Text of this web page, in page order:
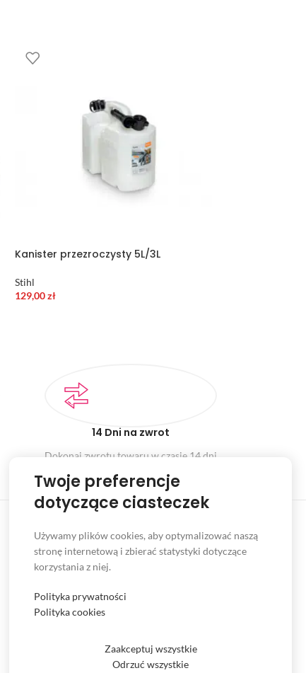
Kanister przezroczysty 5L/3L
Stihl
129,00zł
14 Dni na zwrot
Dokonaj zwrotu towaru w czasie 14 dni
INFORMACJE
Kontakt
Formy płatności
Twoje preferencje
dotyczące ciasteczek
Używamy plików cookies, aby optymalizować naszą
stronę internetową i zbierać statystyki dotyczące
korzystania z niej.
Polityka prywatności
Polityka cookies
Zaakceptuj wszystkie
Odrzuć wszystkie